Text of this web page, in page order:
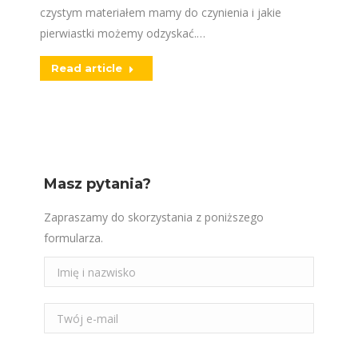
czystym materiałem mamy do czynienia i jakie
pierwiastki możemy odzyskać.…
Read article
Masz pytania?
Zapraszamy do skorzystania z poniższego
formularza.